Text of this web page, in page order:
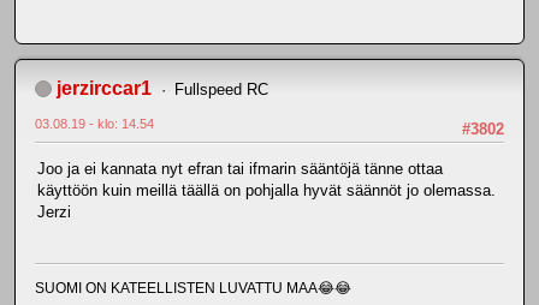
jerzirccar1 Fullspeed RC
#3802
03.08.19 - klo: 14.54
Joo ja ei kannata nyt efran tai ifmarin sääntöjä tänne ottaa
käyttöön kuin meillä täällä on pohjalla hyvät säännöt jo olemassa.
Jerzi
SUOMI ON KATEELLISTEN LUVATTU MAA😂😂